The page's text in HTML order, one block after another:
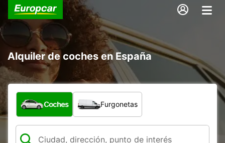
Alquiler de coches en España
¿Qué tipo de vehículo?
Coches Furgonetas